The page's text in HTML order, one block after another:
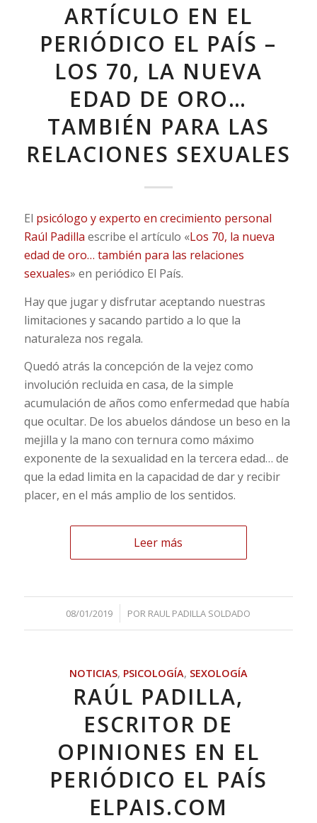
ARTÍCULO EN EL
PERIÓDICO EL PAÍS –
LOS 70, LA NUEVA
EDAD DE ORO…
TAMBIÉN PARA LAS
RELACIONES SEXUALES
El psicólogo y experto en crecimiento personal
Raúl Padilla escribe el artículo «Los 70, la nueva
edad de oro… también para las relaciones
sexuales» en periódico El País.
Hay que jugar y disfrutar aceptando nuestras
limitaciones y sacando partido a lo que la
naturaleza nos regala.
Quedó atrás la concepción de la vejez como
involución recluida en casa, de la simple
acumulación de años como enfermedad que había
que ocultar. De los abuelos dándose un beso en la
mejilla y la mano con ternura como máximo
exponente de la sexualidad en la tercera edad… de
que la edad limita en la capacidad de dar y recibir
placer, en el más amplio de los sentidos.
Leer más
08/01/2019
/ POR RAUL PADILLA SOLDADO
NOTICIAS, PSICOLOGÍA, SEXOLOGÍA
RAÚL PADILLA,
ESCRITOR DE
OPINIONES EN EL
PERIÓDICO EL PAÍS
ELPAIS.COM